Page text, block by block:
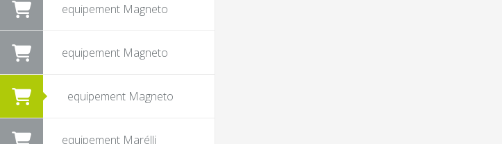
equipement Magneto
equipement Magneto
equipement Magneto
equipement Marélli